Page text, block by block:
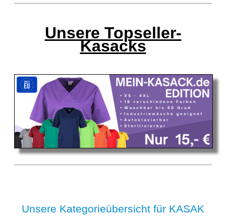
Unsere Topseller-
Kasacks
Unsere Kategorieübersicht für KASAK